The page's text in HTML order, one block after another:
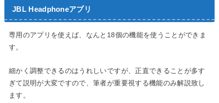
JBL Headphoneアプリ
専用のアプリを使えば、なんと18個の機能を使うことができま
す。
細かく調整できるのはうれしいですが、正直できることが多す
ぎて説明が大変ですので、筆者が重要視する機能のみ解説致し
ます。